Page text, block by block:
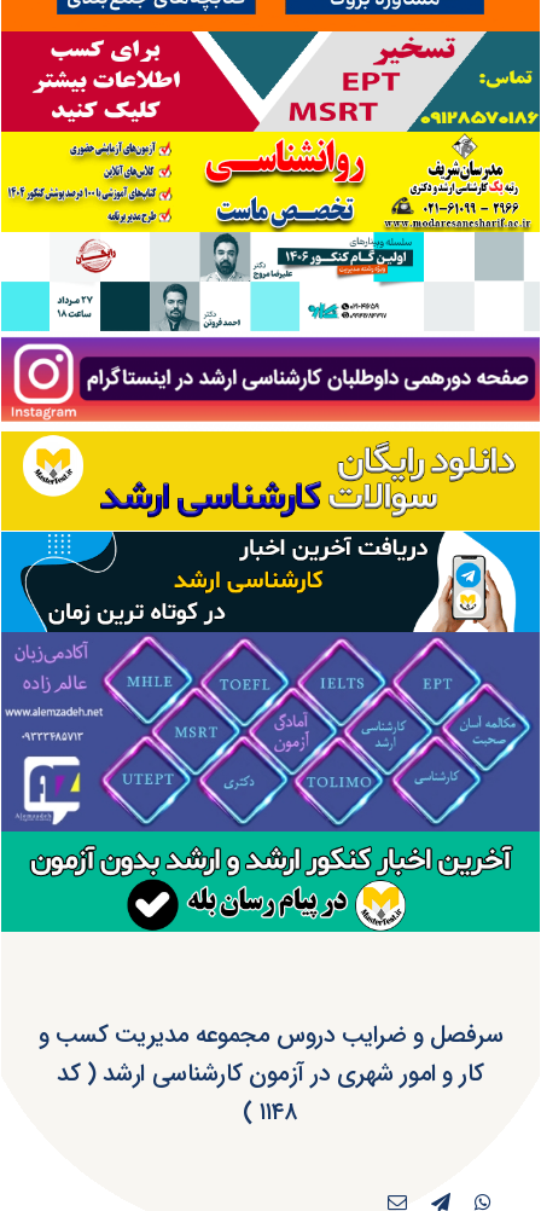
سرفصل و ضرایب دروس مجموعه مدیریت کسب و
کار و امور شهری در آزمون کارشناسی ارشد ( کد
۱۱۴۸ )